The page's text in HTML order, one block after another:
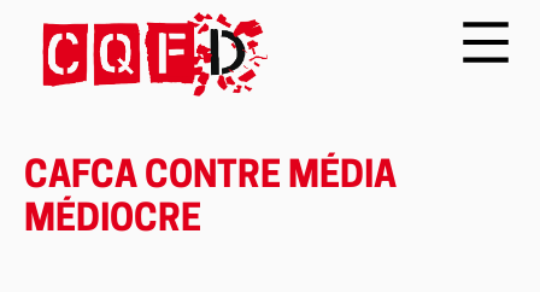
CAFCA CONTRE MÉDIA
MÉDIOCRE